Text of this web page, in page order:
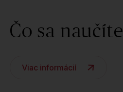
Čo sa naučíte
Viac informácií